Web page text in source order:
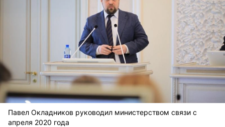
Павел Окладников руководил министерством связи с
апреля 2020 года